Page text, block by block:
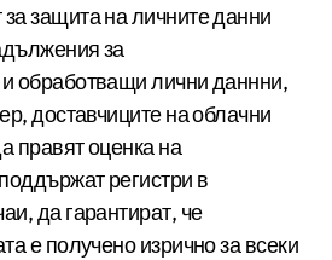
защита на личните данни
за
обработващи лични даннни,
доставчиците на облачни
правят оценка на
регистри в
да гарантират, че
е получено изрично за всеки